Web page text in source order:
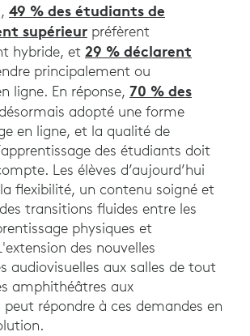
49 % des étudiants de
supérieur préfèrent
hybride, et 29 % déclarent
principalement ou
ligne. En réponse, 70 % des
adopté une forme
en ligne, et la qualité de
des étudiants doit
Les élèves d’aujourd’hui
flexibilité, un contenu soigné et
transitions fluides entre les
physiques et
des nouvelles
audiovisuelles aux salles de tout
amphithéâtres aux
répondre à ces demandes en